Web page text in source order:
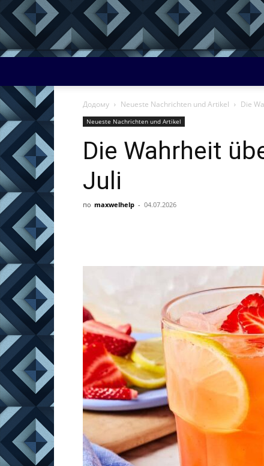
Додому Neueste Nachrichten und Artikel Die
Neueste Nachrichten und Artikel
Die Wahrheit
Juli
по maxwelhelp - 04.07.2026